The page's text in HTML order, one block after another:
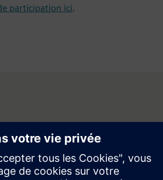
participation ici.
ou ne souhaitez plus recevoir